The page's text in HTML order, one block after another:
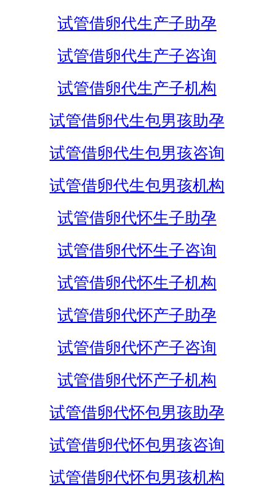
试管借卵代生产子助孕
试管借卵代生产子咨询
试管借卵代生产子机构
试管借卵代生包男孩助孕
试管借卵代生包男孩咨询
试管借卵代生包男孩机构
试管借卵代怀生子助孕
试管借卵代怀生子咨询
试管借卵代怀生子机构
试管借卵代怀产子助孕
试管借卵代怀产子咨询
试管借卵代怀产子机构
试管借卵代怀包男孩助孕
试管借卵代怀包男孩咨询
试管借卵代怀包男孩机构